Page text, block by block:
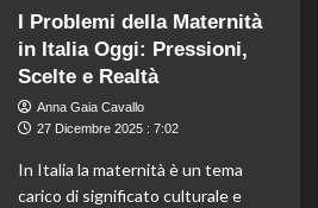
risparmiare
con
l’alternativa
economica
alla
borsa
di
Bottega
I Problemi della Maternità
in Italia Oggi: Pressioni,
Scelte e Realtà
Anna Gaia Cavallo
27 Dicembre 2025 : 7:02
In Italia la maternità è un tema
carico di significato culturale e